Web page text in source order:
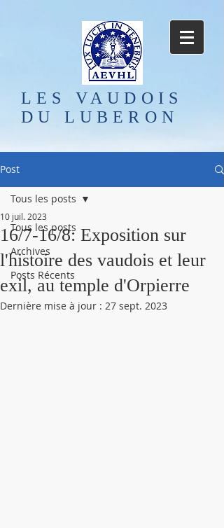
LES VAUDOIS
DU LUBERON
Post
Tous les posts
Archives
Posts Récents
Tous les posts
16/7-16/8: Exposition sur
l'histoire des vaudois et leur
exil, au temple d'Orpierre
10 juil. 2023
Dernière mise à jour : 27 sept. 2023